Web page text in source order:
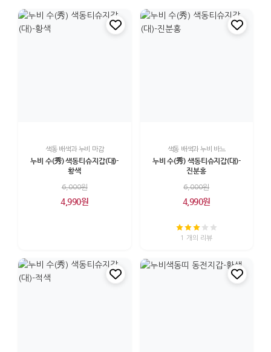
색동 배색과 누비 마감
누비 수(秀) 색동티슈지갑(대)-
황색
6,000원
4,990원
색동 배색과 누비 바느
누비 수(秀) 색동티슈지갑(대)-
진분홍
6,000원
4,990원
1 개의 리뷰